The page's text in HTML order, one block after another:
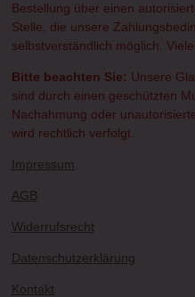
Bestellung über einen
Stelle, die unsere
selbstverständlich möglich.
Bitte beachten Sie: Unsere
sind durch einen geschützten
Nachahmung oder
wird rechtlich verfolgt.
Impressum
AGB
Widerrufsrecht
Datenschutzerklärung
Kontakt